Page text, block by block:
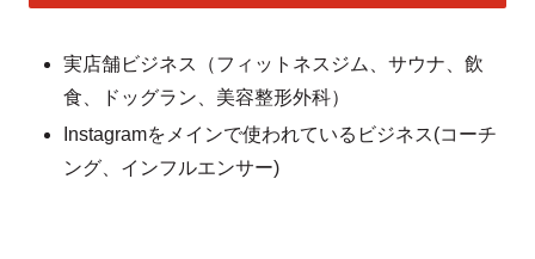
実店舗ビジネス（フィットネスジム、サウナ、飲
食、ドッグラン、美容整形外科）
Instagramをメインで使われているビジネス(コーチ
ング、インフルエンサー)